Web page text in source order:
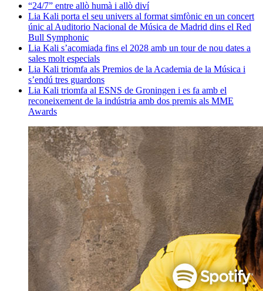
“24/7” entre allò humà i allò diví
Lia Kali porta el seu univers al format simfònic en un concert
únic al Auditorio Nacional de Música de Madrid dins el Red
Bull Symphonic
Lia Kali s’acomiada fins el 2028 amb un tour de nou dates a
sales molt especials
Lia Kali triomfa als Premios de la Academia de la Música i
s’endú tres guardons
Lia Kali triomfa al ESNS de Groningen i es fa amb el
reconeixement de la indústria amb dos premis als MME
Awards